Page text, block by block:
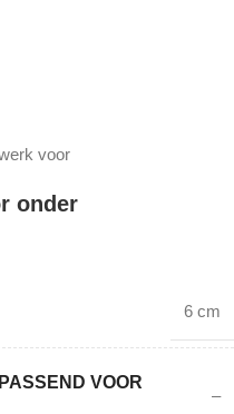
voor
onder
6 cm
VOOR
–